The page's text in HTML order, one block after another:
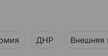
ДНР Внешняя